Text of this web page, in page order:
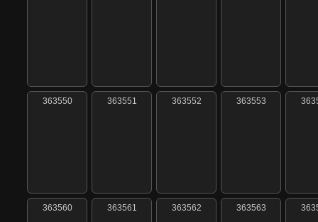
363550 363551 363552 363553
363560 363561 363562 363563